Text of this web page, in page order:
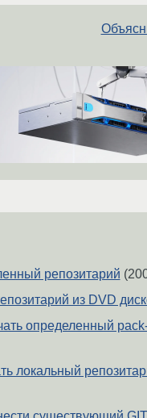
репозитарий
из DVD
определенный
локальный